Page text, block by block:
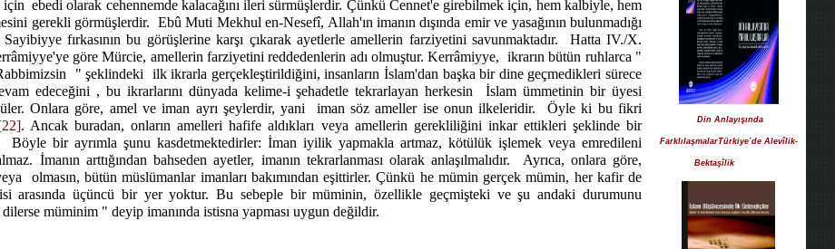
için ebedi olarak cehennemde kalacağını ileri sürmüşlerdir. Çünkü Cennet'e girebilmek için, hem kalbiyle, hem
gerekli görmüşlerdir. Ebû Muti Mekhul en-Nesefî, Allah'ın imanın dışında emir ve yasağının bulunmadığı
fırkasının bu görüşlerine karşı çıkarak ayetlerle amellerin farziyetini savunmaktadır.
Hatta IV./X.
göre Mürcie, amellerin farziyetini reddedenlerin adı olmuştur. Kerrâmiyye, ikrarın bütün ruhlarca "
" şeklindeki
ilk ikrarla gerçekleştirildiğini, insanların İslam'dan başka bir dine geçmedikleri sürece
edeceğini , bu ikrarlarını dünyada kelime-i şehadetle tekrarlayan herkesin
İslam ümmetinin bir üyesi
Onlara göre, amel ve iman ayrı şeylerdir, yani
iman söz ameller ise onun ilkeleridir.
Öyle ki bu fikri
. Ancak buradan, onların amelleri hafife aldıkları veya amellerin gerekliliğini inkar ettikleri şeklinde bir
Böyle bir ayrımla şunu kasdetmektedirler: İman iyilik yapmakla artmaz, kötülük işlemek veya emredileni
İmanın arttığından bahseden ayetler, imanın tekrarlanması olarak anlaşılmalıdır.
Ayrıca, onlara göre,
olmasın, bütün müslümanlar imanları bakımından eşittirler. Çünkü he mümin gerçek mümin, her kafir de
arasında üçüncü bir yer yoktur. Bu sebeple bir müminin, özellikle geçmişteki ve şu andaki durumunu
müminim " deyip imanında istisna yapması uygun değildir.
Din Anlayışında
FarklılaşmalarTürkiye’de Alevîlik-
Bektaşîlik